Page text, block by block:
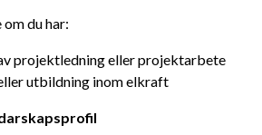
du har:
projektledning eller projektarbete
utbildning inom elkraft